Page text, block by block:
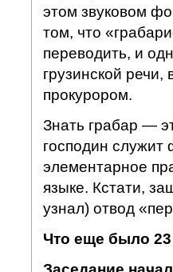
этом звуковом
том, что
переводить, и
грузинской речи,
прокурором.
Знать грабар —
господин
элементарное
языке. Кстати,
узнал) отвод
Что еще было 23